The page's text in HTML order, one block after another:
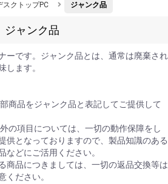
スクトップPC ジャンク品
ジャンク品
ーです。ジャンク品とは、通常は廃棄され
します。
商品をジャンク品と表記してご提供して
の項目については、一切の動作保障をし
供となっておりますので、製品知識のある
などにご活用ください。
商品につきましては、一切の返品交換等は
ください。